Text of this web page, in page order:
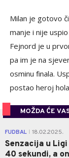
Milan je gotovo
manje i nije
Fejnord je u
pa im je na
osminu finala.
postao heroj
MOŽDA ĆE
FUDBAL 18.02.2025.
Senzacija u
40 sekundi, a